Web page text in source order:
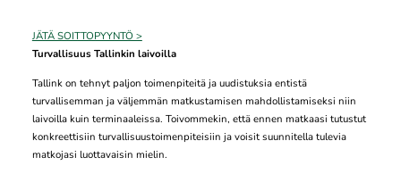
JÄTÄ SOITTOPYYNTÖ >
Turvallisuus Tallinkin laivoilla
Tallink on tehnyt paljon toimenpiteitä ja uudistuksia entistä
turvallisemman ja väljemmän matkustamisen mahdollistamiseksi niin
laivoilla kuin terminaaleissa. Toivommekin, että ennen matkaasi tutustut
konkreettisiin turvallisuustoimenpiteisiin ja voisit suunnitella tulevia
matkojasi luottavaisin mielin.